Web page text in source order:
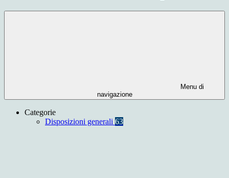
Menu di
navigazione
Categorie
Disposizioni generali 63